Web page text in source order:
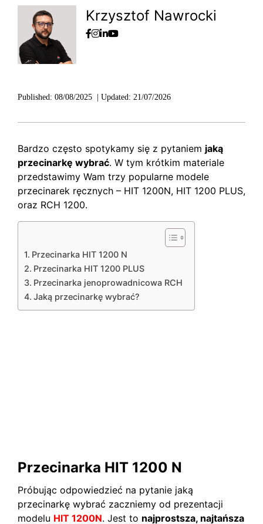
Krzysztof Nawrocki
Published: 08/08/2025 Updated: 21/07/2026
Bardzo często spotykamy się z pytaniem jaką
przecinarkę wybrać. W tym krótkim materiale
przedstawimy Wam trzy popularne modele
przecinarek ręcznych – HIT 1200N, HIT 1200 PLUS,
oraz RCH 1200.
Przecinarka HIT 1200 N
Przecinarka HIT 1200 PLUS
Przecinarka jenoprowadnicowa RCH
Jaką przecinarkę wybrać?
Przecinarka HIT 1200 N
Próbując odpowiedzieć na pytanie jaką
przecinarkę wybrać zaczniemy od prezentacji
modelu HIT 1200N. Jest to najprostsza, najtańsza